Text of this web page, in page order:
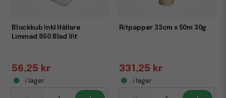
Blockkub Inkl Hållare
Limmad 850 Blad Vit
56,25 kr
i lager
Ritpapper 33cm x 50m 30g
331,25 kr
i lager